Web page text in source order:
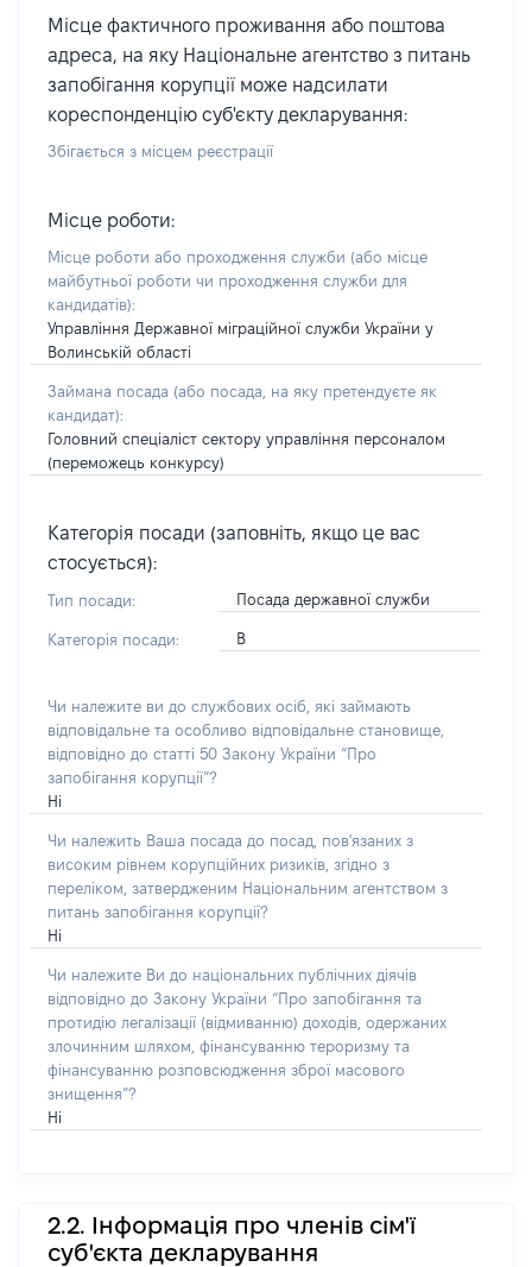
Місце фактичного проживання або поштова
адреса, на яку Національне агентство з питань
запобігання корупції може надсилати
кореспонденцію суб'єкту декларування:
Збігається з місцем реєстрації
Місце роботи:
Місце роботи або проходження служби (або місце
майбутньої роботи чи проходження служби для
кандидатів):
Управління Державної міграційної служби України у
Волинській області
Займана посада (або посада, на яку претендуєте як
кандидат):
Головний спеціаліст сектору управління персоналом
(переможець конкурсу)
Категорія посади (заповніть, якщо це вас
стосується):
Тип посади: Посада державної служби
Категорія посади: В
Чи належите ви до службових осіб, які займають
відповідальне та особливо відповідальне становище,
відповідно до статті 50 Закону України “Про
запобігання корупції”?
Ні
Чи належить Ваша посада до посад, пов'язаних з
високим рівнем корупційних ризиків, згідно з
переліком, затвердженим Національним агентством з
питань запобігання корупції?
Ні
Чи належите Ви до національних публічних діячів
відповідно до Закону України “Про запобігання та
протидію легалізації (відмиванню) доходів, одержаних
злочинним шляхом, фінансуванню тероризму та
фінансуванню розповсюдження зброї масового
знищення”?
Ні
2.2. Інформація про членів сім'ї
суб'єкта декларування